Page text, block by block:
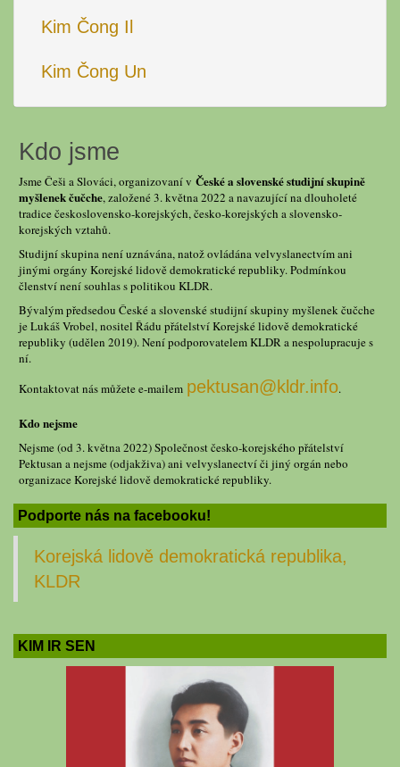
Kim Čong Il
Kim Čong Un
Kdo jsme
Jsme Češi a Slováci, organizovaní v České a slovenské studijní skupině
myšlenek čučche, založené 3. května 2022 a navazující na dlouholeté
tradice československo-korejských, česko-korejských a slovensko-
korejských vztahů.
Studijní skupina není uznávána, natož ovládána velvyslanectvím ani
jinými orgány Korejské lidově demokratické republiky. Podmínkou
členství není souhlas s politikou KLDR.
Bývalým předsedou České a slovenské studijní skupiny myšlenek čučche
je Lukáš Vrobel, nositel Řádu přátelství Korejské lidově demokratické
republiky (udělen 2019). Není podporovatelem KLDR a nespolupracuje s
ní.
Kontaktovat nás můžete e-mailem pektusan@kldr.info.
Kdo nejsme
Nejsme (od 3. května 2022) Společnost česko-korejského přátelství
Pektusan a nejsme (odjakživa) ani velvyslanectví či jiný orgán nebo
organizace Korejské lidově demokratické republiky.
Podporte nás na facebooku!
Korejská lidově demokratická republika,
KLDR
KIM IR SEN